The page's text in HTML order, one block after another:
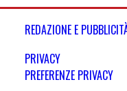
REDAZIONE E
PRIVACY
PREFERENZE PRIVACY